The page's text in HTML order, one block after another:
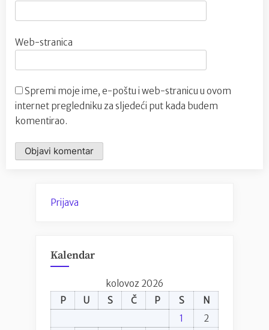
Web-stranica
Spremi moje ime, e-poštu i web-stranicu u ovom
internet pregledniku za sljedeći put kada budem
komentirao.
Prijava
Kalendar
kolovoz 2026
P
U S Č P S
N
1
2